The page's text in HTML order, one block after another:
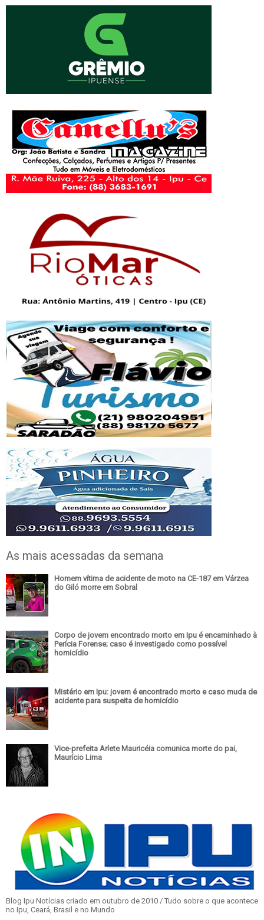
As mais acessadas da semana
Homem vítima de acidente de moto na CE-187 em Várzea
do Giló morre em Sobral
Corpo de jovem encontrado morto em Ipu é encaminhado à
Perícia Forense; caso é investigado como possível
homicídio
Mistério em Ipu: jovem é encontrado morto e caso muda de
acidente para suspeita de homicídio
Vice-prefeita Arlete Mauricéia comunica morte do pai,
Maurício Lima
Blog Ipu Notícias criado em outubro de 2010 / Tudo sobre o que acontece
no Ipu, Ceará, Brasil e no Mundo